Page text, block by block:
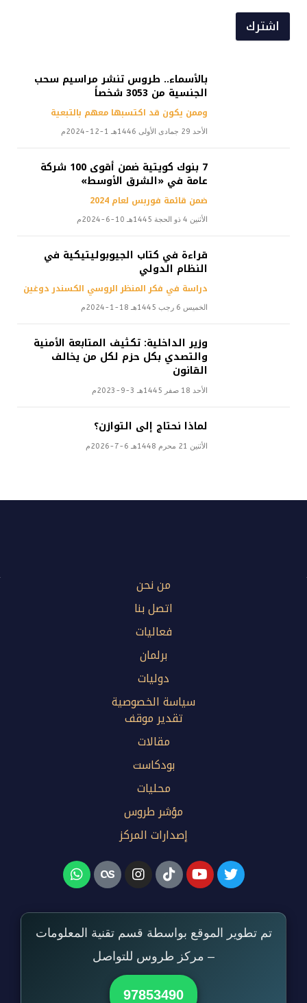
اشترك
بالأسماء.. طروس تنشر مراسيم سحب
الجنسية من 3053 شخصاً
وممن يكون قد اكتسبها معهم بالتبعية
الأحد 29 جمادى الأولى 1446هـ 1-12-2024م
7 بنوك كويتية ضمن أقوى 100 شركة
عامة في «الشرق الأوسط»
ضمن قائمة فوربس لعام 2024
الأثنين 4 ذو الحجة 1445هـ 10-6-2024م
قراءة في كتاب الجيوبوليتيكية في
النظام الدولي
دراسة في فكر المنظر الروسي الكسندر دوغين
الخميس 6 رجب 1445هـ 18-1-2024م
وزير الداخلية: تكثيف المتابعة الأمنية
والتصدي بكل حزم لكل من يخالف
القانون
الأحد 18 صفر 1445هـ 3-9-2023م
لماذا نحتاج إلى التوازن؟
الأثنين 21 محرم 1448هـ 6-7-2026م
من نحن
اتصل بنا
فعاليات
برلمان
دوليات
سياسة الخصوصية
تقدير موقف
مقالات
بودكاست
محليات
مؤشر طروس
إصدارات المركز
تم تطوير الموقع بواسطة قسم تقنية المعلومات
– مركز طروس للتواصل
97853490